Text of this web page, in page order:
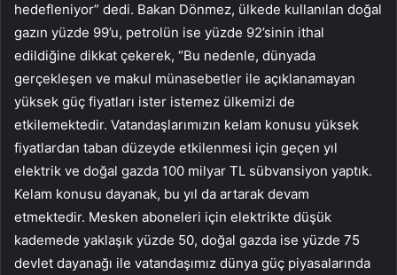
hedefleniyor” dedi. Bakan Dönmez, ülkede kullanılan doğal
gazın yüzde 99’u, petrolün ise yüzde 92’sinin ithal
edildiğine dikkat çekerek, “Bu nedenle, dünyada
gerçekleşen ve makul münasebetler ile açıklanamayan
yüksek güç fiyatları ister istemez ülkemizi de
etkilemektedir. Vatandaşlarımızın kelam konusu yüksek
fiyatlardan taban düzeyde etkilenmesi için geçen yıl
elektrik ve doğal gazda 100 milyar TL sübvansiyon yaptık.
Kelam konusu dayanak, bu yıl da artarak devam
etmektedir. Mesken aboneleri için elektrikte düşük
kademede yaklaşık yüzde 50, doğal gazda ise yüzde 75
devlet dayanağı ile vatandaşımız dünya güç piyasalarında